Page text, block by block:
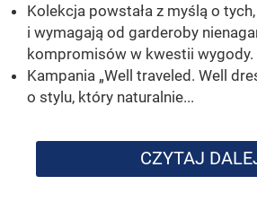
Kolekcja powstała z myślą o
i wymagają od garderoby
kompromisów w kwestii wygody.
Kampania „Well traveled. Well
o stylu, który naturalnie...
CZYTAJ